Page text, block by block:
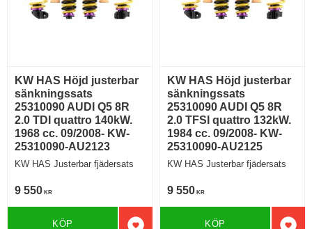
KW HAS Höjd justerbar
sänkningssats
25310090 AUDI Q5 8R
2.0 TDI quattro 140kW.
1968 cc. 09/2008- KW-
25310090-AU2123
KW HAS Justerbar fjädersats
9 550 KR
KÖP
KW HAS Höjd justerbar
sänkningssats
25310090 AUDI Q5 8R
2.0 TFSI quattro 132kW.
1984 cc. 09/2008- KW-
25310090-AU2125
KW HAS Justerbar fjädersats
9 550 KR
KÖP